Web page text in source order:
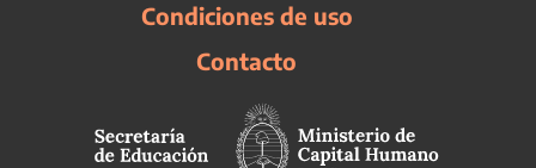
Condiciones de uso
Contacto